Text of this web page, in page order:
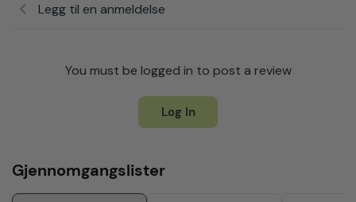
Legg til en anmeldelse
You must be logged in to post a review
Log In
Gjennomgangslister